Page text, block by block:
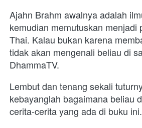
Ajahn Brahm awalnya adalah
kemudian memutuskan menjadi
Thai. Kalau bukan karena
tidak akan mengenali beliau di
DhammaTV.
Lembut dan tenang sekali
kebayanglah bagaimana beliau
cerita-cerita yang ada di buku ini.